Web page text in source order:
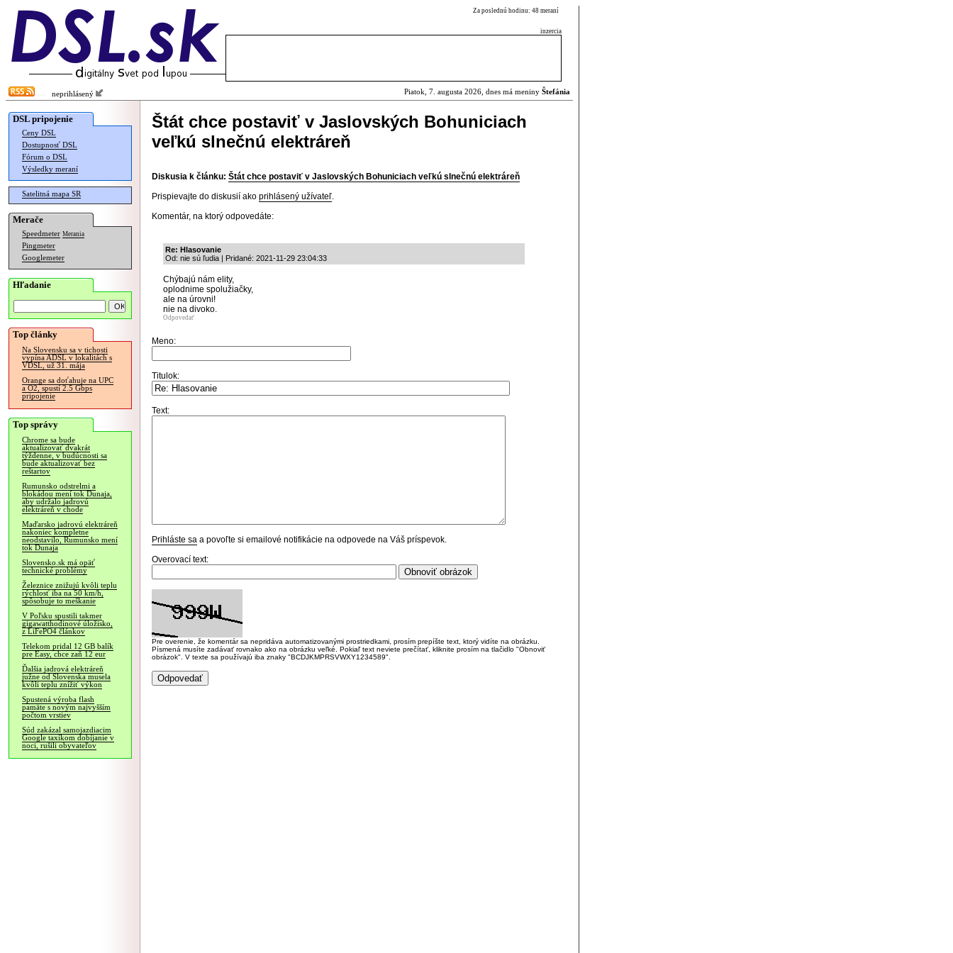
Za poslednú hodinu: 48 meraní
inzercia
neprihlásený Piatok, 7. augusta 2026, dnes má meniny Štefánia
DSL pripojenie
Ceny DSL
Dostupnosť DSL
Fórum o DSL
Výsledky meraní
Satelitná mapa SR
Merače
Speedmeter Merania
Pingmeter
Googlemeter
Hľadanie
Top články
Na Slovensku sa v tichosti
vypína ADSL v lokalitách s
VDSL, už 31. mája
Orange sa doťahuje na UPC
a O2, spustí 2.5 Gbps
pripojenie
Top správy
Chrome sa bude
aktualizovať dvakrát
týždenne, v budúcnosti sa
bude aktualizovať bez
reštartov
Rumunsko odstrelmi a
blokádou mení tok Dunaja,
aby udržalo jadrovú
elektráreň v chode
Maďarsko jadrovú elektráreň
nakoniec kompletne
neodstavilo, Rumunsko mení
tok Dunaja
Slovensko.sk má opäť
technické problémy
Železnice znižujú kvôli teplu
rýchlosť iba na 50 km/h,
spôsobuje to meškanie
V Poľsku spustili takmer
gigawatthodinové úložisko,
z LiFePO4 článkov
Telekom pridal 12 GB balík
pre Easy, chce zaň 12 eur
Ďalšia jadrová elektráreň
južne od Slovenska musela
kvôli teplu znížiť výkon
Spustená výroba flash
pamäte s novým najvyšším
počtom vrstiev
Súd zakázal samojazdiacim
Google taxíkom dobíjanie v
noci, rušili obyvateľov
Štát chce postaviť v Jaslovských Bohuniciach
veľkú slnečnú elektráreň
Diskusia k článku: Štát chce postaviť v Jaslovských Bohuniciach veľkú slnečnú elektráreň
Prispievajte do diskusií ako prihlásený užívateľ.
Komentár, na ktorý odpovedáte:
Re: Hlasovanie
Od: nie sú ľudia | Pridané: 2021-11-29 23:04:33
Chýbajú nám elity,
oplodnime spolužiačky,
ale na úrovni!
nie na divoko.
Odpovedať
Meno:
Titulok:
Text:
Prihláste sa a povoľte si emailové notifikácie na odpovede na Váš príspevok.
Overovací text:
Pre overenie, že komentár sa nepridáva automatizovanými prostriedkami, prosím prepíšte text, ktorý vidíte na obrázku.
Písmená musíte zadávať rovnako ako na obrázku veľké. Pokiaľ text neviete prečítať, kliknite prosím na tlačidlo "Obnoviť
obrázok". V texte sa používajú iba znaky "BCDJKMPRSVWXY1234589".